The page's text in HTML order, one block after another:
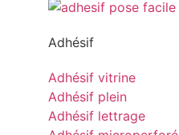
Adhésif
Adhésif vitrine
Adhésif plein
Adhésif lettrage